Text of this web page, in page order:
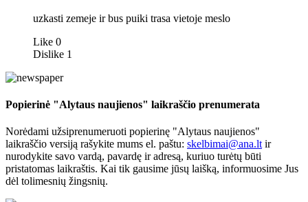
uzkasti zemeje ir bus puiki trasa vietoje meslo
Like 0
Dislike 1
Popierinė "Alytaus naujienos" laikraščio prenumerata
Norėdami užsiprenumeruoti popierinę "Alytaus naujienos"
laikraščio versiją rašykite mums el. paštu: skelbimai@ana.ltir
nurodykite savo vardą, pavardę ir adresą, kuriuo turėtų būti
pristatomas laikraštis. Kai tik gausime jūsų laišką, informuosime Jus
dėl tolimesnių žingsnių.